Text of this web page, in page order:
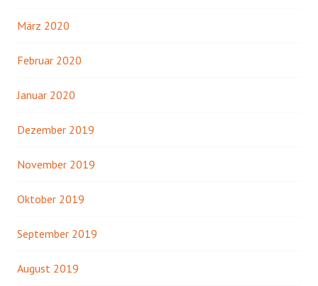
März 2020
Februar 2020
Januar 2020
Dezember 2019
November 2019
Oktober 2019
September 2019
August 2019